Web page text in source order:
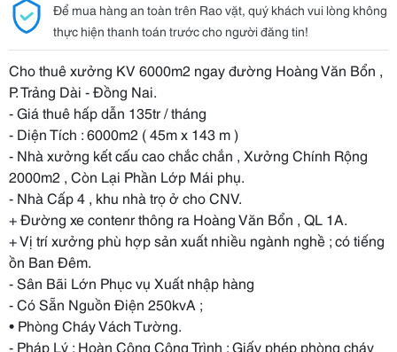
Để mua hàng an toàn trên Rao vặt, quý khách vui lòng không
thực hiện thanh toán trước cho người đăng tin!
Cho thuê xưởng KV 6000m2 ngay đường Hoàng Văn Bổn ,
P. Trảng Dài - Đồng Nai.
- Giá thuê hấp dẫn 135tr / tháng
- Diện Tích : 6000m2 ( 45m x 143 m )
- Nhà xưởng kết cấu cao chắc chắn , Xưởng Chính Rộng
2000m2 , Còn Lại Phần Lớp Mái phụ.
- Nhà Cấp 4 , khu nhà trọ ở cho CNV.
+ Đường xe contenr thông ra Hoàng Văn Bổn , QL 1A.
+ Vị trí xưởng phù hợp sản xuất nhiều ngành nghề ; có tiếng
ồn Ban Đêm.
- Sân Bãi Lớn Phục vụ Xuất nhập hàng
- Có Sẵn Nguồn Điện 250kvA ;
• Phòng Cháy Vách Tường.
- Pháp Lý : Hoàn Công Công Trình ; Giấy phép phòng cháy